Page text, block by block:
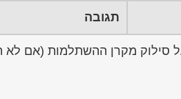
תגובה